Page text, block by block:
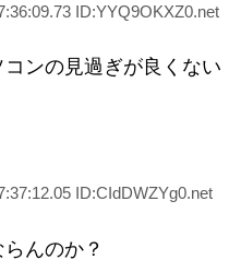
ID:YYQ9OKXZ0.net
ンの見過ぎが良くない
ID:CIdDWZYg0.net
んのか？